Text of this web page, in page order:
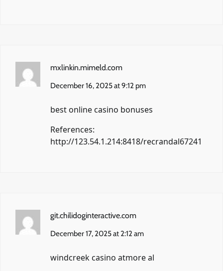
mxlinkin.mimeld.com
December 16, 2025 at 9:12 pm
best online casino bonuses
References:
http://123.54.1.214:8418/recrandal67241
git.chilidoginteractive.com
December 17, 2025 at 2:12 am
windcreek casino atmore al